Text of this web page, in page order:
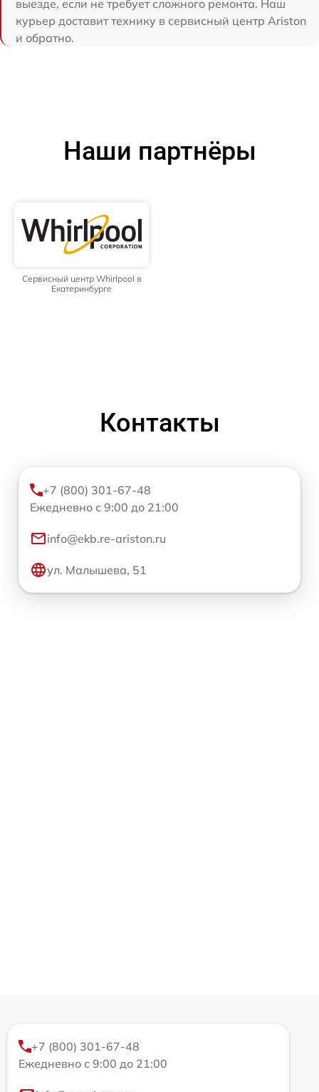
выезде, если не требует сложного ремонта. Наш
курьер доставит технику в сервисный центр Ariston
и обратно.
Наши партнёры
Сервисный центр Whirlpool в
Екатеринбурге
Контакты
+7 (800) 301-67-48
Ежедневно с 9:00 до 21:00
info@ekb.re-ariston.ru
ул. Малышева, 51
+7 (800) 301-67-48
Ежедневно с 9:00 до 21:00